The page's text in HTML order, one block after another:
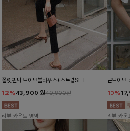
폴릿핀턱 브이넥블라우스+스트랩SET
12%43,900 원49,800원
리뷰 카운트 영역
콘브이넥
10%
리뷰 카운